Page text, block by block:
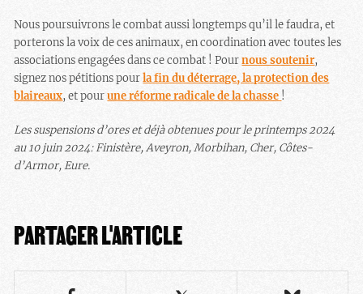
Nous poursuivrons le combat aussi longtemps qu’il le faudra, et
porterons la voix de ces animaux, en coordination avec toutes les
associations engagées dans ce combat ! Pournous soutenir,
signez nos pétitions pourla fin du déterrage, la protection des
blaireaux, et pourune réforme radicale de la chasse !
Les suspensions d’ores et déjà obtenues pour le printemps 2024
au 10 juin 2024: Finistère, Aveyron, Morbihan, Cher, Côtes-
d’Armor, Eure.
PARTAGER L'ARTICLE